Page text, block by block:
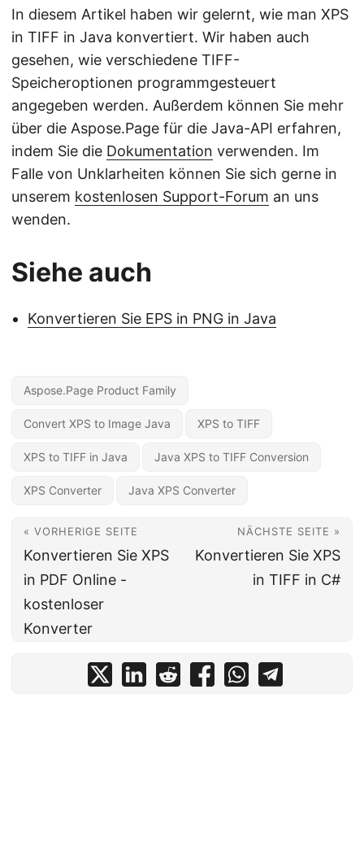
In diesem Artikel haben wir gelernt, wie man XPS
in TIFF in Java konvertiert. Wir haben auch
gesehen, wie verschiedene TIFF-
Speicheroptionen programmgesteuert
angegeben werden. Außerdem können Sie mehr
über die Aspose.Page für die Java-API erfahren,
indem Sie die Dokumentation verwenden. Im
Falle von Unklarheiten können Sie sich gerne in
unserem kostenlosen Support-Forum an uns
wenden.
Siehe auch
Konvertieren Sie EPS in PNG in Java
Aspose.Page Product Family
Convert XPS to Image Java XPS to TIFF
XPS to TIFF in Java Java XPS to TIFF Conversion
XPS Converter Java XPS Converter
« VORHERIGE SEITE
Konvertieren Sie XPS
in PDF Online -
kostenloser
Konverter
NÄCHSTE SEITE »
Konvertieren Sie XPS
in TIFF in C#